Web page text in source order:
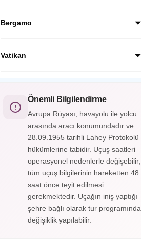
atmosferiyle ünlüdür.
ve dünyaca ünlü eğik kulesiyle tanınır.
Bergamo
yer alan tarihi bir şehirdir. Üst ve alt şehir
Vatikan
bu kutsal şehirde Aziz Petrus Bazilikası,
Vatikan Müzeleri ve Michelangelo’nun eseri
ünlü Sistina Şapeli bulunur.
Önemli Bilgilendirme
Avrupa Rüyası, havayolu ile yolcu
arasında aracı konumundadır ve
28.09.1955 tarihli Lahey Protokolü
hükümlerine tabidir. Uçuş saatleri
operasyonel nedenlerle değişebilir;
tüm uçuş bilgilerinin hareketten 48
saat önce teyit edilmesi
gerekmektedir. Uçağın iniş yaptığı
şehre bağlı olarak tur programında
değişiklik yapılabilir.